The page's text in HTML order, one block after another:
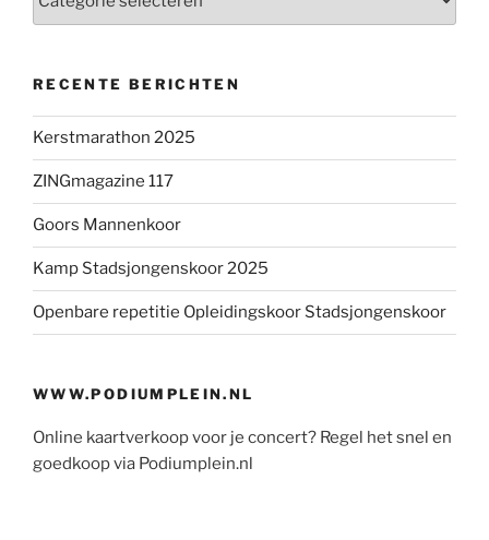
RECENTE BERICHTEN
Kerstmarathon 2025
ZINGmagazine 117
Goors Mannenkoor
Kamp Stadsjongenskoor 2025
Openbare repetitie Opleidingskoor Stadsjongenskoor
WWW.PODIUMPLEIN.NL
Online kaartverkoop voor je concert? Regel het snel en
goedkoop via Podiumplein.nl